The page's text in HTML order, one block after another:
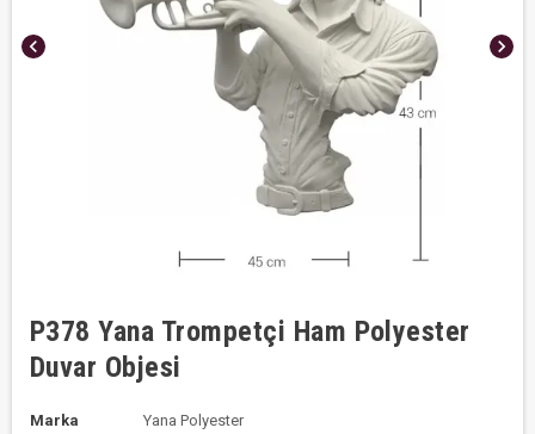
chevron_left chevron_right
P378 Yana Trompetçi Ham Polyester
Duvar Objesi
Marka
Yana Polyester